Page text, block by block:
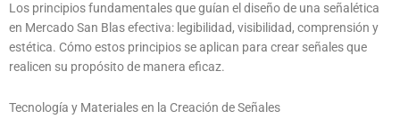
Los principios fundamentales que guían el diseño de una señalética
en Mercado San Blas efectiva: legibilidad, visibilidad, comprensión y
estética. Cómo estos principios se aplican para crear señales que
realicen su propósito de manera eficaz.
Tecnología y Materiales en la Creación de Señales